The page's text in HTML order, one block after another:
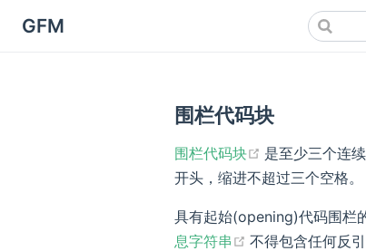
GFM
围栏代码块
围栏代码块 (opens new
是至少三个连
开头，缩进不超过三个空格。
具有起始(opening)代码围栏
息字符串
(opens new
不得包含任何反